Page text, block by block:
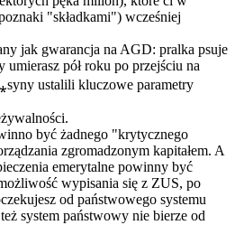
"składkami") wcześniej
jak gwarancja na AGD: pralka psuje
umierasz pół roku po przejściu na
ustalili kluczowe parametry
być żadnego "krytycznego
zgromadzonym kapitałem. A
emerytalne powinny być
wypisania się z ZUS, po
od państwowego systemu
system państwowy nie bierze od